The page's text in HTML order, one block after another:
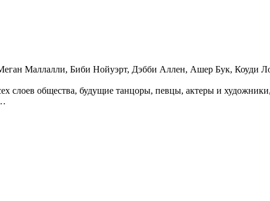
Маллалли, Биби Нойуэрт, Дэбби Аллен, Ашер Бук, Коуди
слоев общества, будущие танцоры, певцы, актеры и